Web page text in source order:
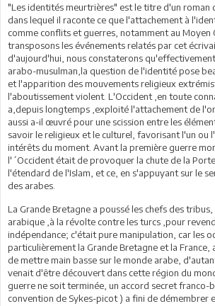
"Les identités meurtrières" est le titre d'un roman
dans lequel il raconte ce que l'attachement à
comme conflits et guerres, notamment au Moyen
transposons les événements relatés par cet
d'aujourd'hui, nous constaterons
arabo-musulman,la question de l'identité pose
et l'apparition des mouvements religieux
l'aboutissement violent. L'Occident ,en toute
a,depuis longtemps ,exploité l'attachement de
aussi a-il œuvré pour une scission entre les
savoir le religieux et le culturel, favorisant l'un ou
intérêts du moment. Avant la première guerre
l'´Occident était de provoquer la chute de la
l'étendard de l'Islam, et ce, en s'appuyant sur le
des arabes.
La Grande Bretagne a poussé les chefs des
arabique ,à la révolte contre les turcs ,pour
indépendance; c'était pure manipulation, car les
particulièrement la Grande Bretagne et la France,
de mettre main basse sur le monde arabe,
venait d'être découvert dans cette région du
guerre ne soit terminée, un accord secret franco-
convention de Sykes-picot ) a fini de démembrer